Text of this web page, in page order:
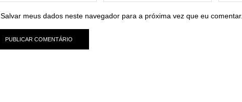
Salvar meus dados neste navegador para a próxima vez que eu comentar.